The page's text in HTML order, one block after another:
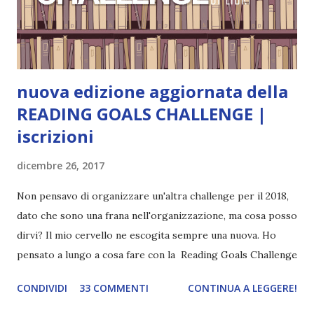
terrificante. Non mi vede neppure. Ma io l'ho notato. L'ho
visto, l'ho sentito. Le cose che ha fatto, i misfatti ch...
nuova edizione aggiornata della
READING GOALS CHALLENGE |
iscrizioni
dicembre 26, 2017
Non pensavo di organizzare un'altra challenge per il 2018,
dato che sono una frana nell'organizzazione, ma cosa posso
dirvi? Il mio cervello ne escogita sempre una nuova. Ho
pensato a lungo a cosa fare con la Reading Goals Challenge
ho scoperto che anche alcuni di voi avrebbero fatto così,
CONDIVIDI 33 COMMENTI CONTINUA A LEGGERE!